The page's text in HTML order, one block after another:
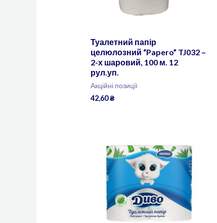
Туалетний папір
целюлозний “Papero” TJ032 –
2-х шаровий, 100 м. 12
рул.уп.
Акційні позиції
42,60₴